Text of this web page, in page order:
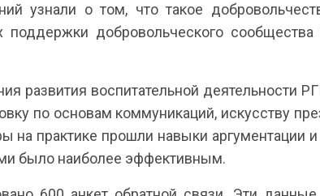
узнали о том, что такое
добровольческого сообщества
развития воспитательной деятельности
по основам коммуникаций, искусству
практике прошли навыки аргументации
было наиболее эффективным.